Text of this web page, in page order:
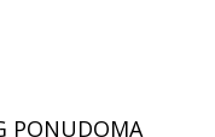
PONUDOMA